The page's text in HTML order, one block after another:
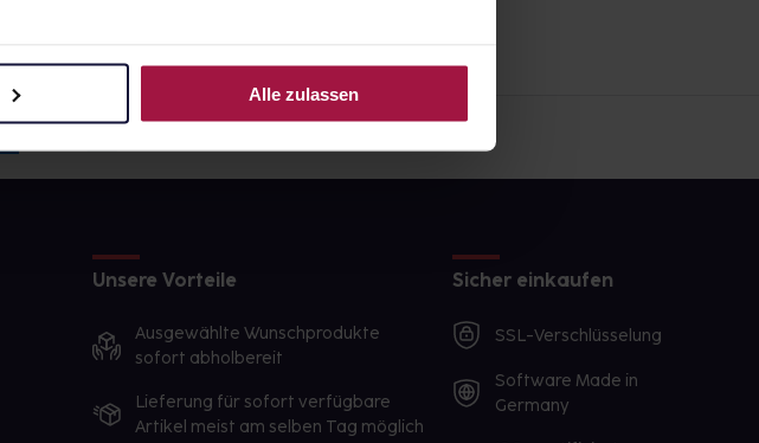
Alle zulassen
Unsere Vorteile
Ausgewählte Wunschprodukte
sofort abholbereit
Lieferung für sofort verfügbare
Artikel meist am selben Tag möglich
Sicher einkaufen
SSL-Verschlüsselung
Software Made in
Germany